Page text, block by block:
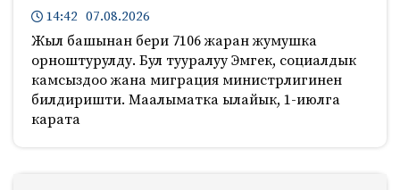
14:42 07.08.2026
Жыл башынан бери 7106 жаран жумушка
орноштурулду. Бул тууралуу Эмгек, социалдык
камсыздоо жана миграция министрлигинен
билдиришти. Маалыматка ылайык, 1-июлга
карата